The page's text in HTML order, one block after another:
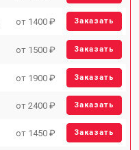
от 1400 ₽ Заказать
от 1500 ₽ Заказать
от 1900 ₽ Заказать
от 2400 ₽ Заказать
от 1450 ₽ Заказать